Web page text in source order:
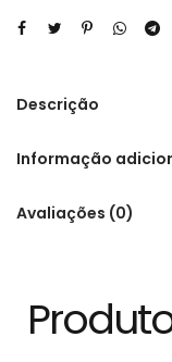
Descrição
Informação
Avaliações (0)